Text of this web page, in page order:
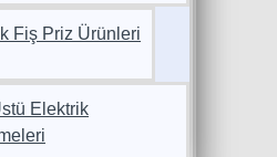
Fiş Priz Ürünleri
Elektrik